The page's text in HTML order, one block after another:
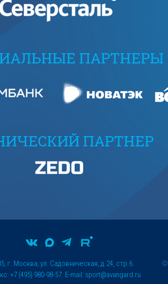
ПАРТНЕРЫ
ПАРТНЕР
г. Москва, ул. Садовническая, д.24, стр.6.
+7 (495) 980-98-57. E-mail: sport@avangard.ru
©